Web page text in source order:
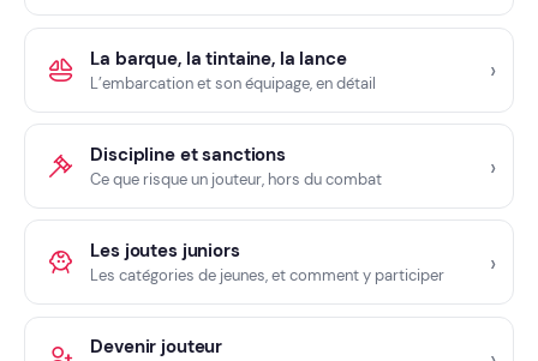
La barque, la tintaine, la lance
L’embarcation et son équipage, en détail
Discipline et sanctions
Ce que risque un jouteur, hors du combat
Les joutes juniors
Les catégories de jeunes, et comment y participer
Devenir jouteur